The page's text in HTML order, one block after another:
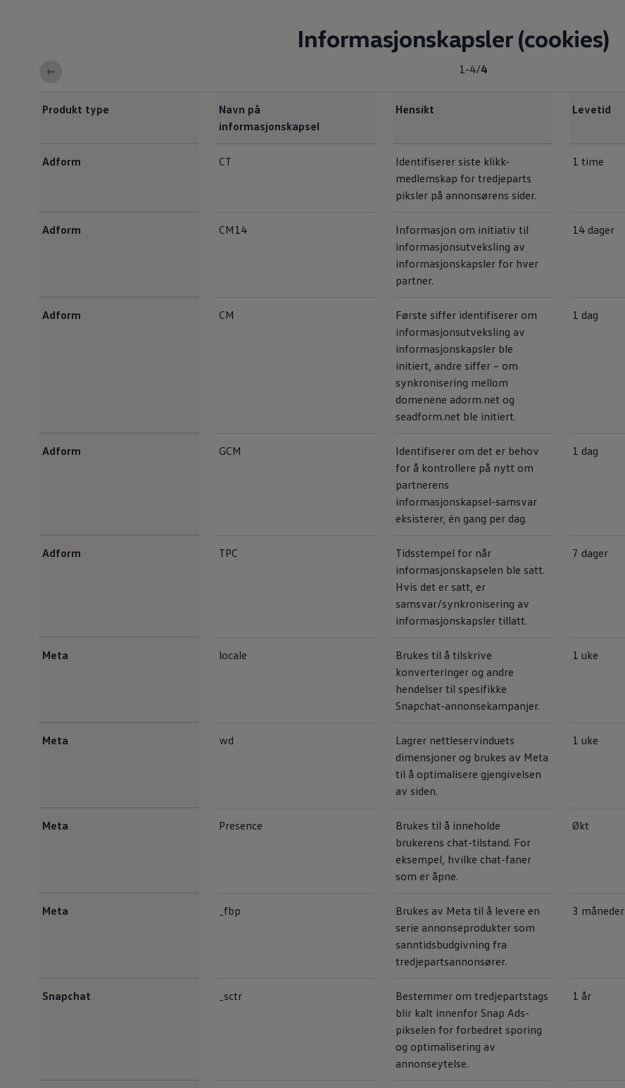
Informasjonskapsler (cookies)
1-4/4
Produkt type
Navn på
informasjonskapsel
Hensikt Levetid
Adform CT
Identifiserer siste klikk-
medlemskap for tredjeparts
piksler på annonsørens sider.
1 time
Adform CM14
Informasjon om initiativ til
informasjonsutveksling av
informasjonskapsler for hver
partner.
14 dager
Adform CM
Første siffer identifiserer om
informasjonsutveksling av
informasjonskapsler ble
initiert, andre siffer – om
synkronisering mellom
domenene adorm.net og
seadform.net ble initiert.
1 dag
Adform GCM
Identifiserer om det er behov
for å kontrollere på nytt om
partnerens
informasjonskapsel-samsvar
eksisterer, én gang per dag.
1 dag
Adform TPC
Tidsstempel for når
informasjonskapselen ble satt.
Hvis det er satt, er
samsvar/synkronisering av
informasjonskapsler tillatt.
7 dager
Meta locale
Brukes til å tilskrive
konverteringer og andre
hendelser til spesifikke
Snapchat-annonsekampanjer.
1 uke
Meta wd
Lagrer nettleservinduets
dimensjoner og brukes av Meta
til å optimalisere gjengivelsen
av siden.
1 uke
Meta Presence
Brukes til å inneholde
brukerens chat-tilstand. For
eksempel, hvilke chat-faner
som er åpne.
Økt
Meta _fbp
Brukes av Meta til å levere en
serie annonseprodukter som
sanntidsbudgivning fra
tredjepartsannonsører.
3 måneder
Snapchat _sctr
Bestemmer om tredjepartstags
blir kalt innenfor Snap Ads-
pikselen for forbedret sporing
og optimalisering av
annonseytelse.
1 år